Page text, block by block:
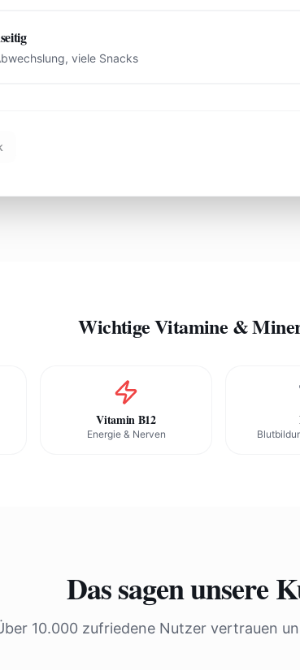
viele Snacks
Wichtige Vitamine &
Vitamin B12
Energie & Nerven
Das sagen unsere
10.000 zufriedene Nutzer vertrauen